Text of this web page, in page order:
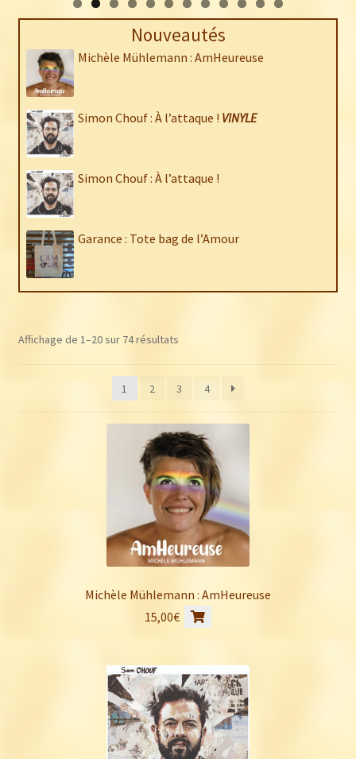
0 1 2
Nouveautés
Michèle Mühlemann : AmHeureuse
Simon Chouf : À l’attaque ! VINYLE
Simon Chouf : À l’attaque !
Garance : Tote bag de l’Amour
Affichage de 1–20 sur 74 résultatsTrié
récent
plus
ancien
1 2 3 4
Michèle Mühlemann : AmHeureuse
15,00€